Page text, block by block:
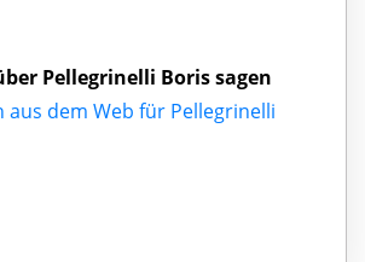
Pellegrinelli Boris sagen
aus dem Web für Pellegrinelli